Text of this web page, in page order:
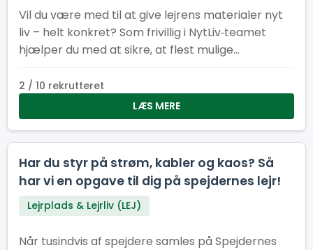
Vil du være med til at give lejrens materialer nyt
liv – helt konkret? Som frivillig i NytLiv‑teamet
hjælper du med at sikre, at flest mulige
genbrugt i stedet for kasseret.
2 / 10 rekrutteret
LÆS MERE
Har du styr på strøm, kabler og kaos? Så
har vi en opgave til dig på spejdernes lejr!
Lejrplads & Lejrliv (LEJ)
Når tusindvis af spejdere samles på Spejdernes